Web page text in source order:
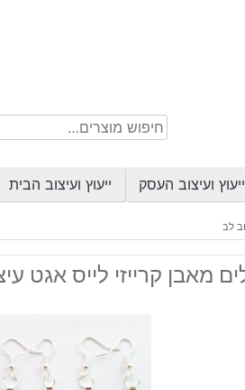
חיפוש
עבור:
ייעוץ ועיצוב העסק ייעוץ ועיצוב הבית
לב
מאבן קרייזי לייס אגט